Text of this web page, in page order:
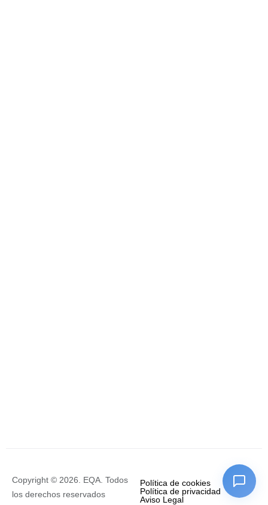
Copyright © 2026. EQA. Todos
los derechos reservados
Política de cookies
Política de privacidad
Aviso Legal